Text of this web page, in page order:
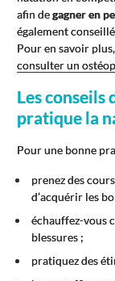
afin degagner en
également
Pour en savoir
consulter un
Les conseils
pratique la
Pour une bonne
prenez des
d’acquérir les
échauffez-vous
blessures ;
pratiquez des